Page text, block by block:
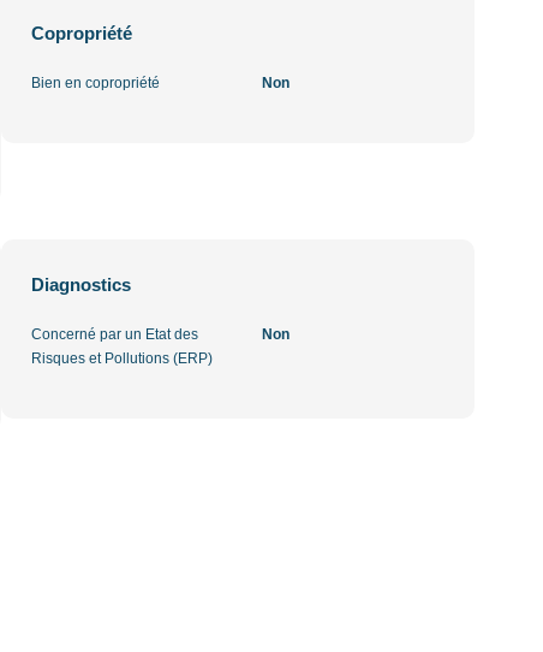
Copropriété
Bien en copropriété Non
Diagnostics
Concerné par un Etat des
Risques et Pollutions (ERP)
Non